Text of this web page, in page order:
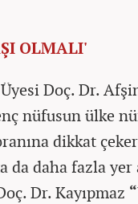
OLMALI'
Doç. Dr.
nüfusun ülke
dikkat
da daha fazla yer
Dr. Kayıpmaz